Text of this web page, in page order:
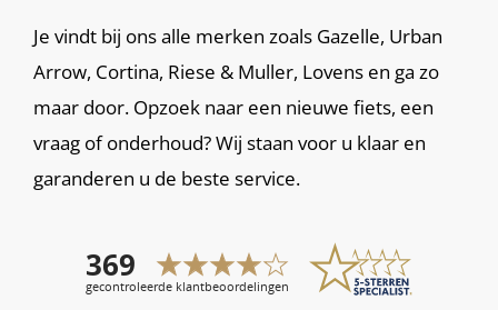
Je vindt bij ons alle merken zoals Gazelle, Urban
Arrow, Cortina, Riese & Muller, Lovens en ga zo
maar door. Opzoek naar een nieuwe fiets, een
vraag of onderhoud? Wij staan voor u klaar en
garanderen u de beste service.